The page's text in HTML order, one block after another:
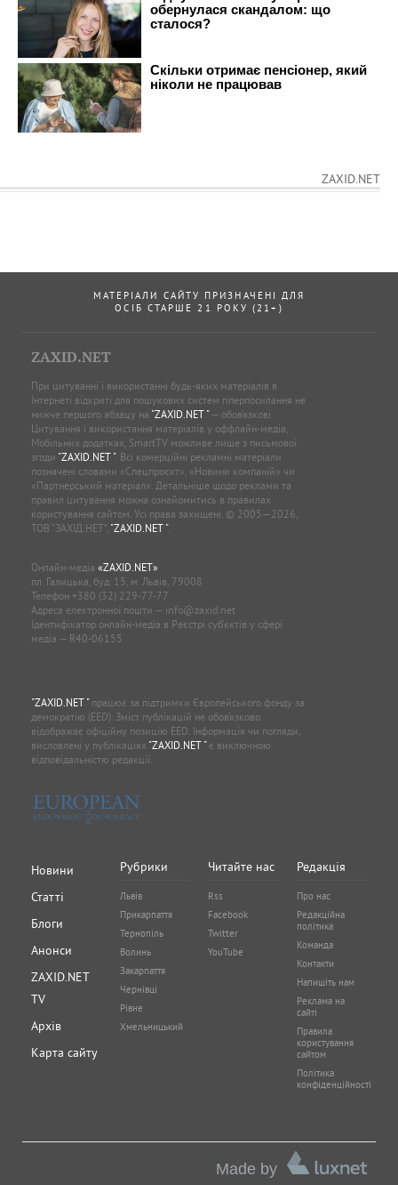
ZAXID.NET
МАТЕРІАЛИ САЙТУ ПРИЗНАЧЕНІ ДЛЯ
ОСІБ СТАРШЕ 21 РОКУ (21+)
ZAXID.NET
При цитуванні і використанні будь-яких матеріалів в
Інтернеті відкриті для пошукових систем гіперпосилання не
нижче першого абзацу на "ZAXID.NET "— обов’язкові.
Цитування і використання матеріалів у оффлайн-медіа,
Мобільних додатках, SmartTV можливе лише з письмової
згоди "ZAXID.NET ". Всі комерційні рекламні матеріали
позначені словами «Спецпроєкт», «Новини компаній» чи
«Партнерський матеріал». Детальніше щодо реклами та
правил цитування можна ознайомитись в правилах
користування сайтом. Усі права захищені. © 2005—2026,
ТОВ “ЗАХІД.НЕТ”, "ZAXID.NET ".
Онлайн-медіа «ZAXID.NET»
пл. Галицька, буд. 15, м. Львів, 79008
Телефон +380 (32) 229-77-77
Адреса електронної пошти — info@zaxid.net
Ідентифікатор онлайн-медіа в Реєстрі суб'єктів у сфері
медіа — R40-06155
"ZAXID.NET "працює за підтримки Європейського фонду за
демократію (EED). Зміст публікацій не обов’язково
відображає офіційну позицію EED. Інформація чи погляди,
висловлені у публікаціях "ZAXID.NET "є виключною
відповідальністю редакції.
Новини
Статті
Блоги
Анонси
ZAXID.NET
TV
Архів
Карта сайту
Рубрики
Львів
Прикарпаття
Тернопіль
Волинь
Закарпаття
Чернівці
Рівне
Хмельницький
Читайте нас
Rss
Facebook
Twitter
YouTube
Редакція
Про нас
Редакційна
політика
Команда
Контакти
Напишіть нам
Реклама на
сайті
Правила
користування
сайтом
Політика
конфіденційності
Made by